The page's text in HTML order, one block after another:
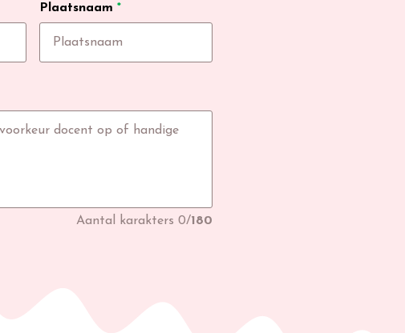
Plaatsnaam *
Aantal karakters 0/180